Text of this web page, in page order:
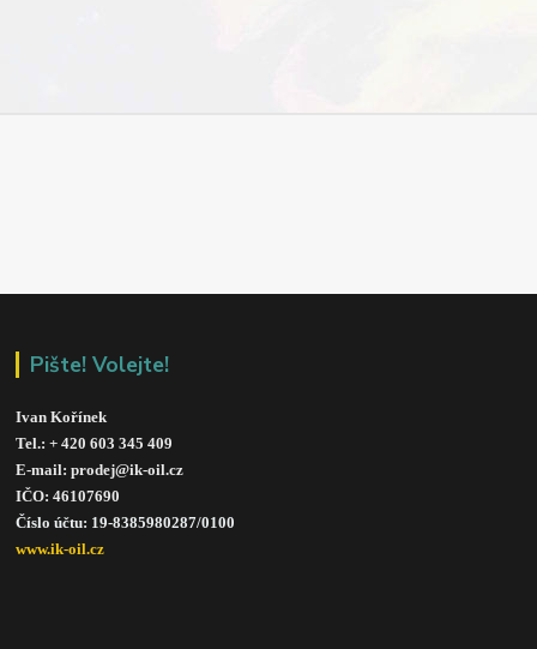
Pište! Volejte!
Ivan Kořínek
Tel.: + 420 603 345 409
E-mail: prodej@ik-oil.cz
IČO: 46107690
Číslo účtu: 19-8385980287/0100
www.ik-oil.cz